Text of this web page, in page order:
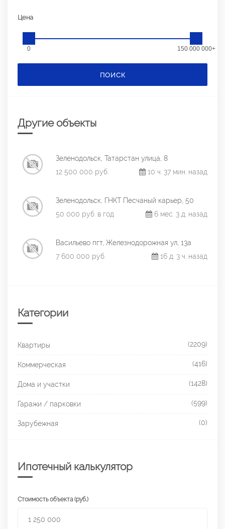
Цена
0 150 000 000+
ПОИСК
Другие объекты
Зеленодольск, Татарстан улица, 8
12 500 000 руб.
10 ч. 37 мин. назад
Зеленодольск, ГНКТ Песчаный карьер, 50
50 000 руб. в год
6 мес. 3 д. назад
Васильево пгт, Железнодорожная ул, 13а
7 600 000 руб.
16 д. 3 ч. назад
Категории
Квартиры (2209)
Коммерческая (416)
Дома и участки (1428)
Гаражи / парковки (599)
Зарубежная (0)
Ипотечный калькулятор
Стоимость объекта (руб.)